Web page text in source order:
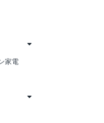
家電